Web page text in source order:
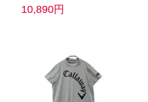
10,890円